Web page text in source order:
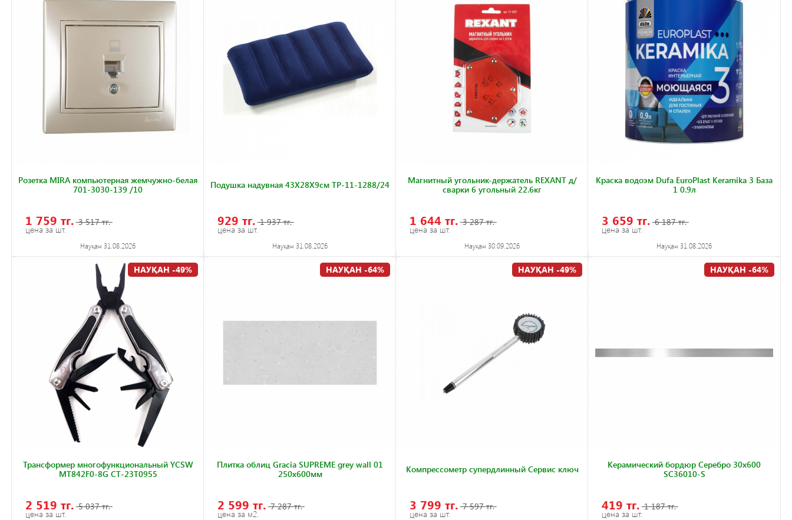
Розетка MIRA компьютерная жемчужно-белая
701-3030-139 /10
1 759 тг. 3 517 тг.
цена за шт.
Науқан 31.08.2026
Подушка надувная 43X28X9см TP-11-1288/24
929 тг. 1 937 тг.
цена за шт.
Науқан 31.08.2026
Магнитный угольник-держатель REXANT д/
сварки 6 угольный 22.6кг
1 644 тг. 3 287 тг.
цена за шт.
Науқан 30.09.2026
Краска водоэм Dufa EuroPlast Keramika 3 База
1 0.9л
3 659 тг. 6 187 тг.
цена за шт.
Науқан 31.08.2026
Трансформер многофункциональный YCSW
MT842F0-8G CT-23T0955
2 519 тг. 5 037 тг.
цена за шт.
НАУҚАН -49%
Плитка облиц Gracia SUPREME grey wall 01
250x600мм
2 599 тг. 7 287 тг.
цена за м2.
НАУҚАН -64%
Компрессометр супердлинный Сервис ключ
3 799 тг. 7 597 тг.
цена за шт.
НАУҚАН -49%
Керамический бордюр Серебро 30х600
SC36010-S
419 тг. 1 187 тг.
цена за шт.
НАУҚАН -64%